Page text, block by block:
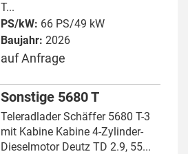
T...
PS/kW: 66 PS/49 kW
Baujahr: 2026
auf Anfrage
Sonstige 5680 T
Teleradlader Schäffer 5680 T-3
mit Kabine Kabine 4-Zylinder-
Dieselmotor Deutz TD 2.9, 55...